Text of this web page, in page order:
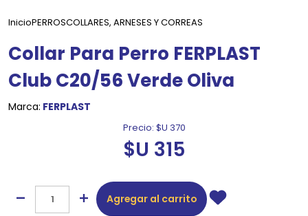
InicioPERROSCOLLARES, ARNESES Y CORREAS
Collar Para Perro FERPLAST
Club C20/56 Verde Oliva
Marca: FERPLAST
Precio: $U 370
$U 315
Agregar al carrito